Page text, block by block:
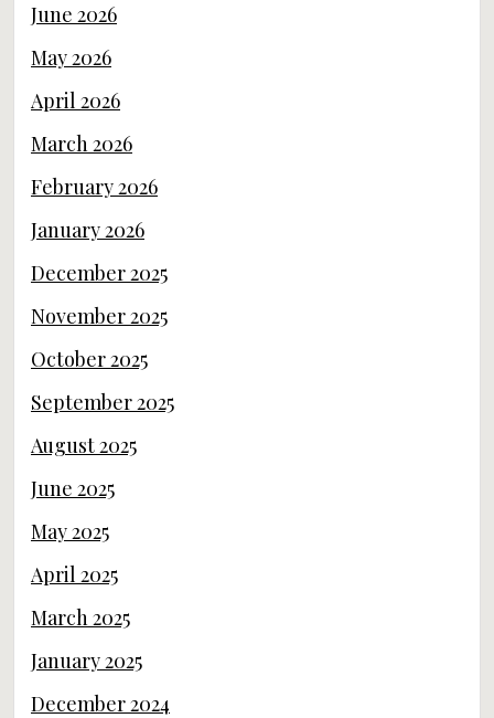
June 2026
May 2026
April 2026
March 2026
February 2026
January 2026
December 2025
November 2025
October 2025
September 2025
August 2025
June 2025
May 2025
April 2025
March 2025
January 2025
December 2024